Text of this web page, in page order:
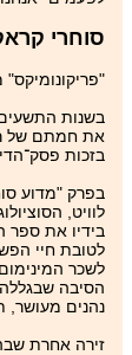
סוחרי
בשנות התשעים
בזכות
בפרק "מדוע
לוויט,
בידיו את ספר
לטובת חיי
לשכר
הסיבה
נהנים מעושר,
זירה אחרת